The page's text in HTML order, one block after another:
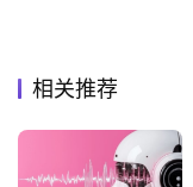
相关推荐